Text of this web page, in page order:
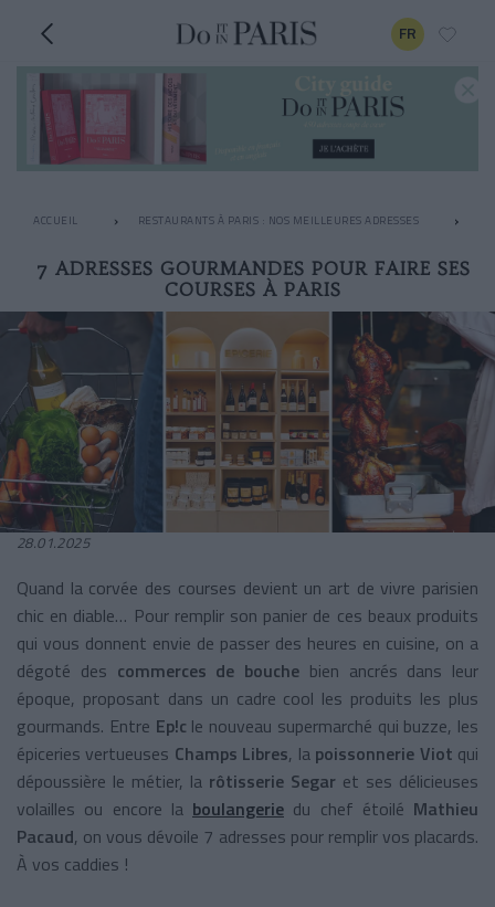
FR
ACCUEIL RESTAURANTS À PARIS : NOS MEILLEURES ADRESSES
7 ADRESSES GOURMANDES POUR FAIRE SES
COURSES À PARIS
28.01.2025
Quand la corvée des courses devient un art de vivre parisien
chic en diable… Pour remplir son panier de ces beaux produits
qui vous donnent envie de passer des heures en cuisine, on a
dégoté des commerces de bouche bien ancrés dans leur
époque, proposant dans un cadre cool les produits les plus
gourmands. Entre Ep!c le nouveau supermarché qui buzze, les
épiceries vertueuses Champs Libres, la poissonnerie Viot qui
dépoussière le métier, la rôtisserie Segar et ses délicieuses
volailles ou encore la boulangerie du chef étoilé Mathieu
Pacaud, on vous dévoile 7 adresses pour remplir vos placards.
À vos caddies !